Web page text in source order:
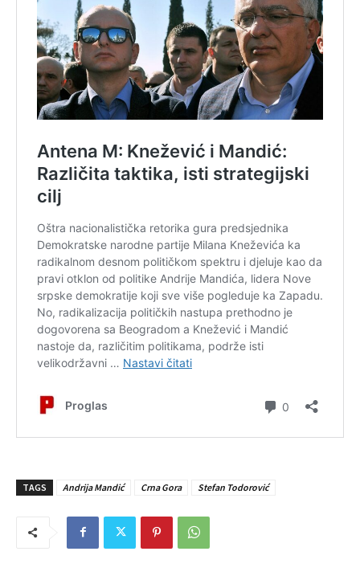
TAGS Andrija Mandić Crna Gora Stefan Todorović